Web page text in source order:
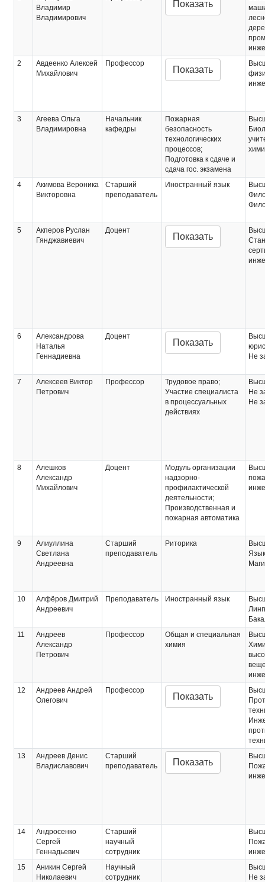
Владимир
Владимирович
Показать
2
Авдеенко Алексей
Михайлович
Профессор
Показать
3
Агеева Ольга
Владимировна
Начальник
кафедры
Пожарная
безопасность
технологических
процессов;
Подготовка к сдаче и
сдача гос. экзамена
4
Акимова Вероника
Викторовна
Старший
преподаватель
Иностранный язык
5
Акперов Руслан
Гянджавиевич
Доцент
Показать
6
Александрова
Наталья
Геннадиевна
Доцент
Показать
Не
7
Алексеев Виктор
Петрович
Профессор
Трудовое право;
Участие специалиста
в процессуальных
действиях
Не
Не
8
Алешков
Александр
Михайлович
Доцент
Модуль организации
надзорно-
профилактической
деятельности;
Производственная и
пожарная автоматика
9
Алиуллина
Светлана
Андреевна
Старший
преподаватель
Риторика
10
Алфёров Дмитрий
Андреевич
Преподаватель Иностранный язык
11
Андреев
Александр
Петрович
Профессор
Общая и специальная
химия
12
Андреев Андрей
Олегович
Профессор
Показать
13
Андреев Денис
Владиславович
Старший
преподаватель
Показать
14
Андросенко
Сергей
Геннадьевич
Старший
научный
сотрудник
15
Аникин Сергей
Николаевич
Научный
сотрудник
Не